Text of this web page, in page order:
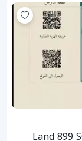
Land 899